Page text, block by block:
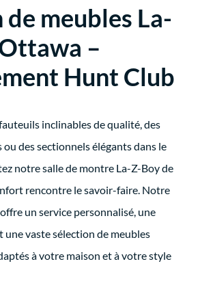
de meubles La-
–
Hunt Club
inclinables de qualité, des
des sectionnels élégants dans le
notre salle de montre La-Z-Boy de
rencontre le savoir-faire. Notre
un service personnalisé, une
vaste sélection de meubles
à votre maison et à votre style